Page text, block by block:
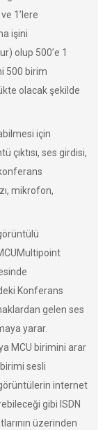
1’lere
işini
olup 500’e 1
500 birim
olacak şekilde
için
çıktısı, ses girdisi,
mikrofon,
Konferans
gelen ses
yarar.
MCU birimini arar
birimi sesli
internet
gibi ISDN
üzerinden